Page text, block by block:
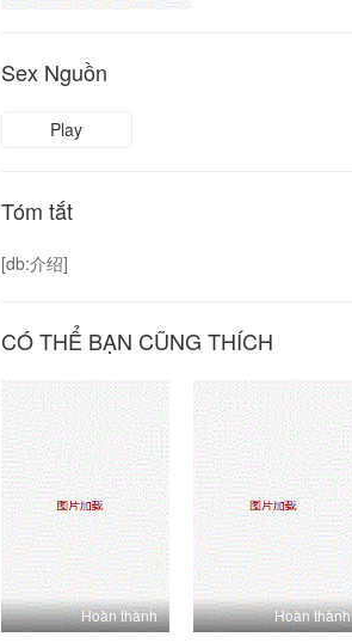
Sex Nguồn
Play
Tóm tắt
[db:介绍]
CÓ THỂ BẠN CŨNG THÍCH
Hoàn thành Hoàn thành